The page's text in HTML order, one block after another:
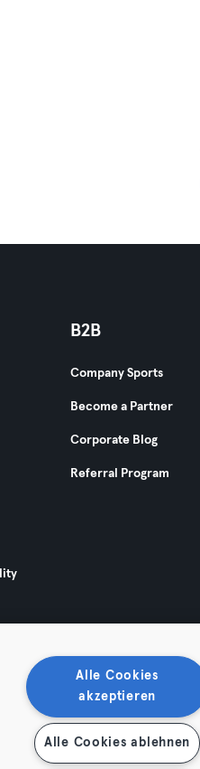
B2B
Company Sports
Become a Partner
Corporate Blog
Referral Program
contracts here
Alle Cookies
akzeptieren
Alle Cookies ablehnen